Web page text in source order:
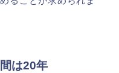
は20年